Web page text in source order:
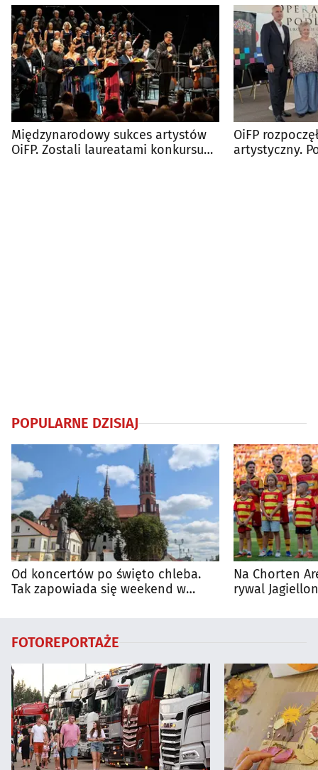
Międzynarodowy sukces artystów
OiFP. Zostali laureatami konkursu
OiFP
artystyczny.
POPULARNE DZISIAJ
Od koncertów po święto chleba.
Tak zapowiada się weekend w
Na Chorten
rywal
FOTOREPORTAŻE